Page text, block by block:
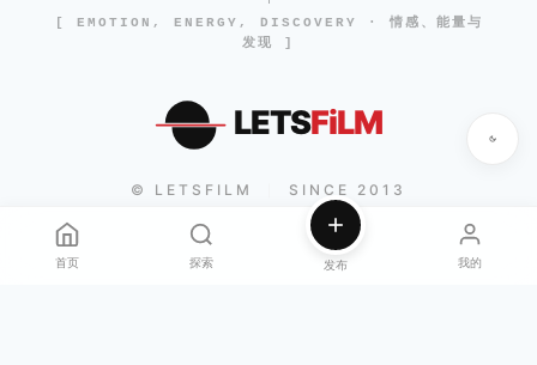
[ EMOTION, ENERGY, DISCOVERY · 情感、能量与
发现 ]
LETSFiLM
© LETSFILM SINCE 2013
首页 探索 发布 我的